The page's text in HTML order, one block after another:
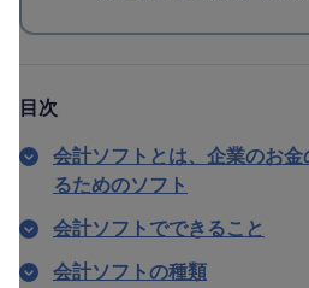
目次
会計ソフトとは、企業のお
るためのソフト
会計ソフトでできること
会計ソフトの種類